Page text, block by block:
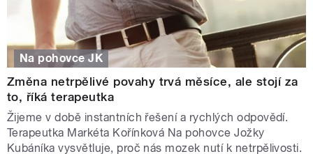
Na pohovce JK
Změna netrpělivé povahy trvá měsíce, ale stojí za
to, říká terapeutka
Žijeme v době instantních řešení a rychlých odpovědí.
Terapeutka Markéta Kořínková Na pohovce Jožky
Kubáníka vysvětluje, proč nás mozek nutí k netrpělivosti.